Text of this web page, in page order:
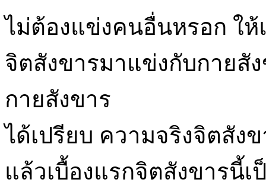
ไม่ต้องแข่งคนอื่นหรอก ให้
จิตสังขารมาแข่งกับกายสั
กายสังขาร
ได้เปรียบ ความจริงจิตสัง
แล้วเบื้องแรกจิตสังขารนี้